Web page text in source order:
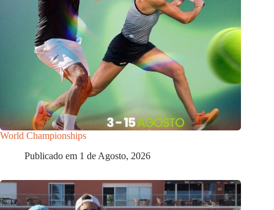
World Championships
Publicado em 1 de Agosto, 2026